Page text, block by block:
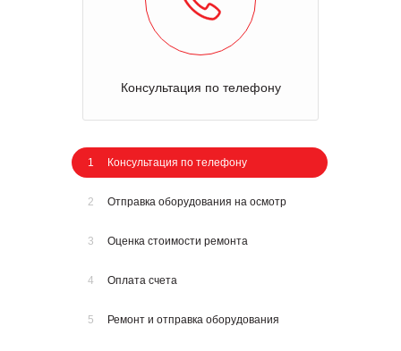
Консультация по телефону
1 Консультация по телефону
2 Отправка оборудования на осмотр
3 Оценка стоимости ремонта
4 Оплата счета
5 Ремонт и отправка оборудования